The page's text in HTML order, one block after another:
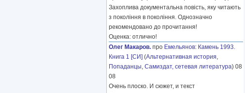
Захоплива документальна повість, яку читають
з покоління в покоління. Однозначно
рекомендовано до прочитання!
Оценка: отлично!
Олег Макаров. про Емельянов: Камень 1993.
Книга 1 [СИ] (Альтернативная история,
Попаданцы, Самиздат, сетевая литература) 08
08
Очень плоско. И сюжет, и текст